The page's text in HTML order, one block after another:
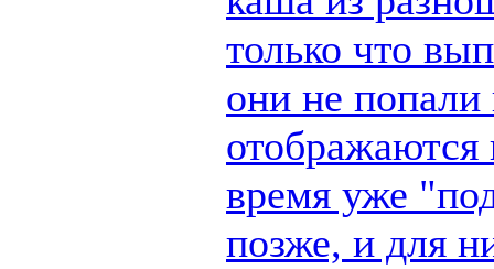
только что
они не попали
время уже
позже, и для